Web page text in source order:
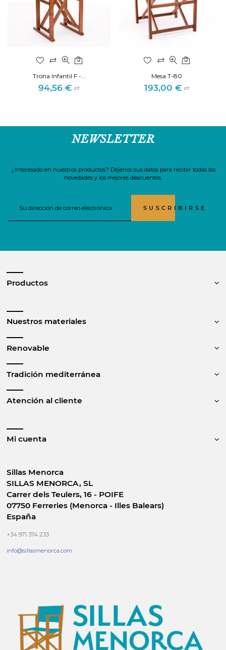
Trona Infantil F -...
Precio
94,56 €
Mesa T-80
Precio
193,00 €
NEWSLETTER
¿Interesado en nuestros productos? Déjenos sus datos para recibir todas las
novedades y los mejores descuentos.
SUSCRIBIRSE
Productos
Nuestros materiales
Renovable
Tradición mediterránea
Atención al cliente
Mi cuenta
Sillas Menorca
SILLAS MENORCA, SL
Carrer dels Teulers, 16 - POIFE
07750 Ferreries (Menorca - Illes Balears)
España
+34 971 374 233
info@sillasmenorca.com